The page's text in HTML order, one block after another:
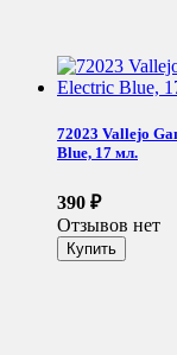
72023 Vallejo
Blue, 17 мл.
390 ₽
Отзывов нет